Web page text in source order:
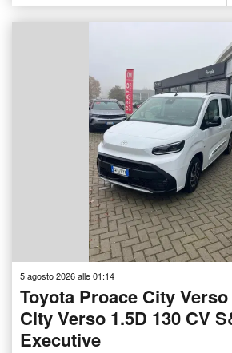
5 agosto 2026 alle 01:14
Toyota Proace City Verso
City Verso 1.5D 130 CV
Executive